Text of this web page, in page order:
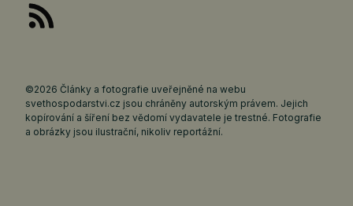
©2026 Články a fotografie uveřejněné na webu
svethospodarstvi.cz jsou chráněny autorským právem. Jejich
kopírování a šíření bez vědomí vydavatele je trestné. Fotografie
a obrázky jsou ilustrační, nikoliv reportážní.